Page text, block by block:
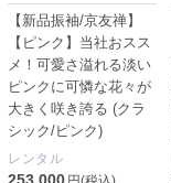
【新品振袖/京友禅】
【ピンク】当社おスス
メ！可愛さ溢れる淡い
ピンクに可憐な花々が
大きく咲き誇る (クラ
シック/ピンク)
レンタル
253,000 円(税込)